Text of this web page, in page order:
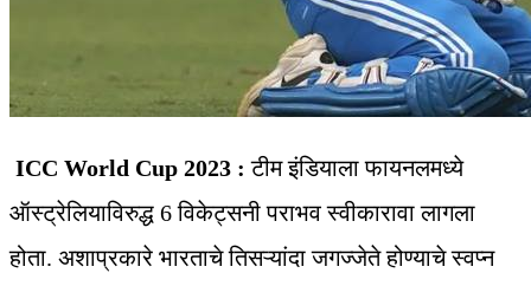
ICC World Cup 2023 : टीम इंडियाला फायनलमध्ये
ऑस्ट्रेलियाविरुद्ध 6 विकेट्सनी पराभव स्वीकारावा लागला
होता. अशाप्रकारे भारताचे तिसऱ्यांदा जगज्जेते होण्याचे स्वप्न